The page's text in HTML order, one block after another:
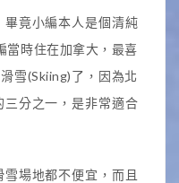
竟小編本人是個清純
當時住在加拿大，最喜
雪(Skiing)了，因為北
分之一，是非常適合
場地都不便宜，而且